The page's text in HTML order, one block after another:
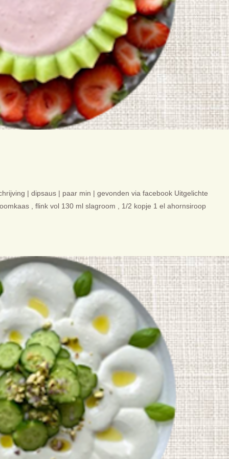
| dipsaus | paar min | gevonden via facebook Uitgelichte
, flink vol 130 ml slagroom , 1/2 kopje 1 el ahornsiroop